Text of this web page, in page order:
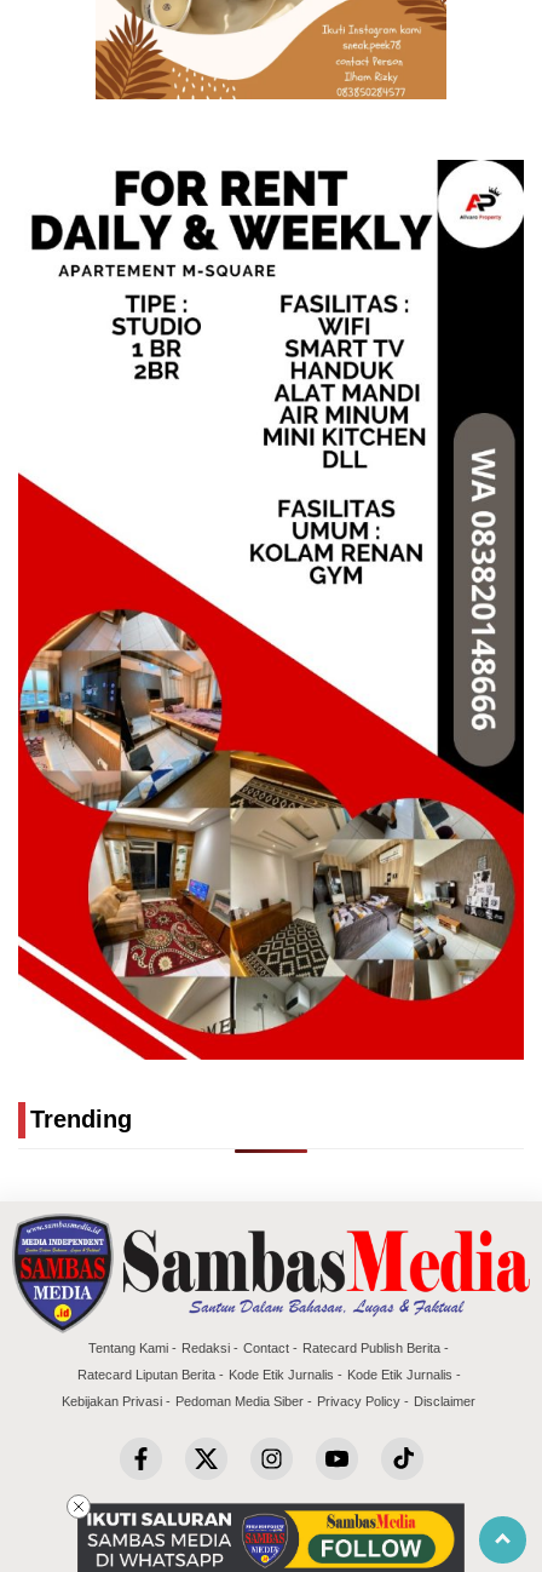
Trending
Tentang Kami Redaksi Contact
Ratecard Publish Berita
Ratecard Liputan Berita
Kode Etik Jurnalis
Kode Etik Jurnalis
Kebijakan Privasi
Pedoman Media Siber Privacy Policy Disclaimer
Copyright @2026 Sambas Media
All Rights Reserved